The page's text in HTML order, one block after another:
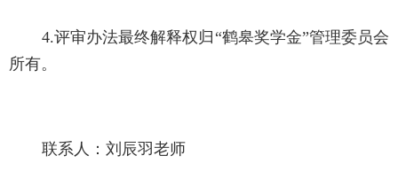
4.评审办法最终解释权归“鹤皋奖学金”管理委员会
所有。
联系人：刘辰羽老师